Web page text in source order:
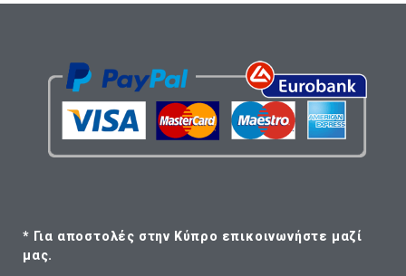
* Για αποστολές στην Κύπρο επικοινωνήστε μαζί
μας.